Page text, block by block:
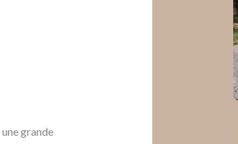
grande